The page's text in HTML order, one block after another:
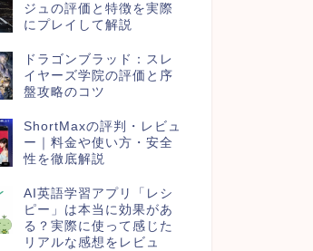
ジュの評価と特徴を実際
にプレイして解説
ドラゴンブラッド：スレ
イヤーズ学院の評価と序
盤攻略のコツ
ShortMaxの評判・レビュ
ー｜料金や使い方・安全
性を徹底解説
AI英語学習アプリ「レシ
ピー」は本当に効果があ
る？実際に使って感じた
リアルな感想をレビュ